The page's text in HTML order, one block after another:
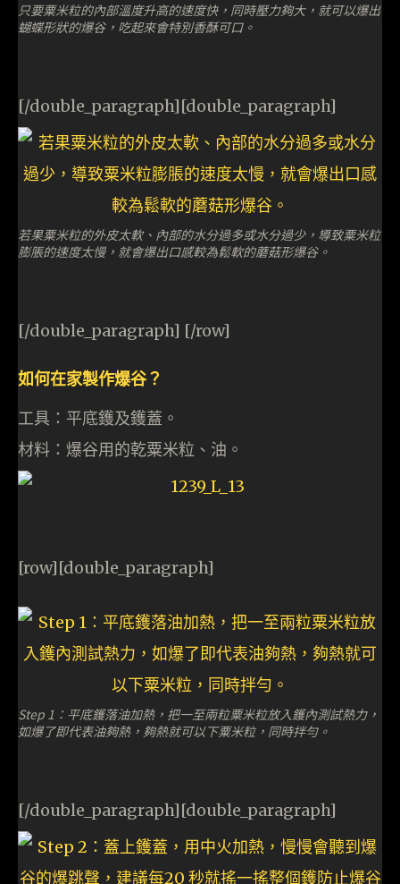
只要粟米粒的內部溫度升高的速度快，同時壓力夠大，就可以爆出
蝴蝶形狀的爆谷，吃起來會特別香酥可口。
[/double_paragraph][double_paragraph]
若果粟米粒的外皮太軟、內部的水分過多或水分過少，導致粟米粒
膨脹的速度太慢，就會爆出口感較為鬆軟的蘑菇形爆谷。
[/double_paragraph] [/row]
如何在家製作爆谷？
工具：平底鑊及鑊蓋。
材料：爆谷用的乾粟米粒、油。
[row][double_paragraph]
Step 1：平底鑊落油加熱，把一至兩粒粟米粒放入鑊內測試熱力，
如爆了即代表油夠熱，夠熱就可以下粟米粒，同時拌勻。
[/double_paragraph][double_paragraph]